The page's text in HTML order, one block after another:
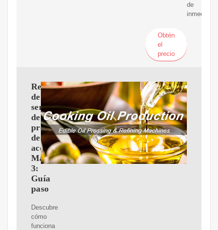
de
inmediato.
Obtén
el
precio
Reemplazo
de
sensor
de
presión
de
aceite
Mazda
3:
Guía
paso
Descubre
cómo
funciona